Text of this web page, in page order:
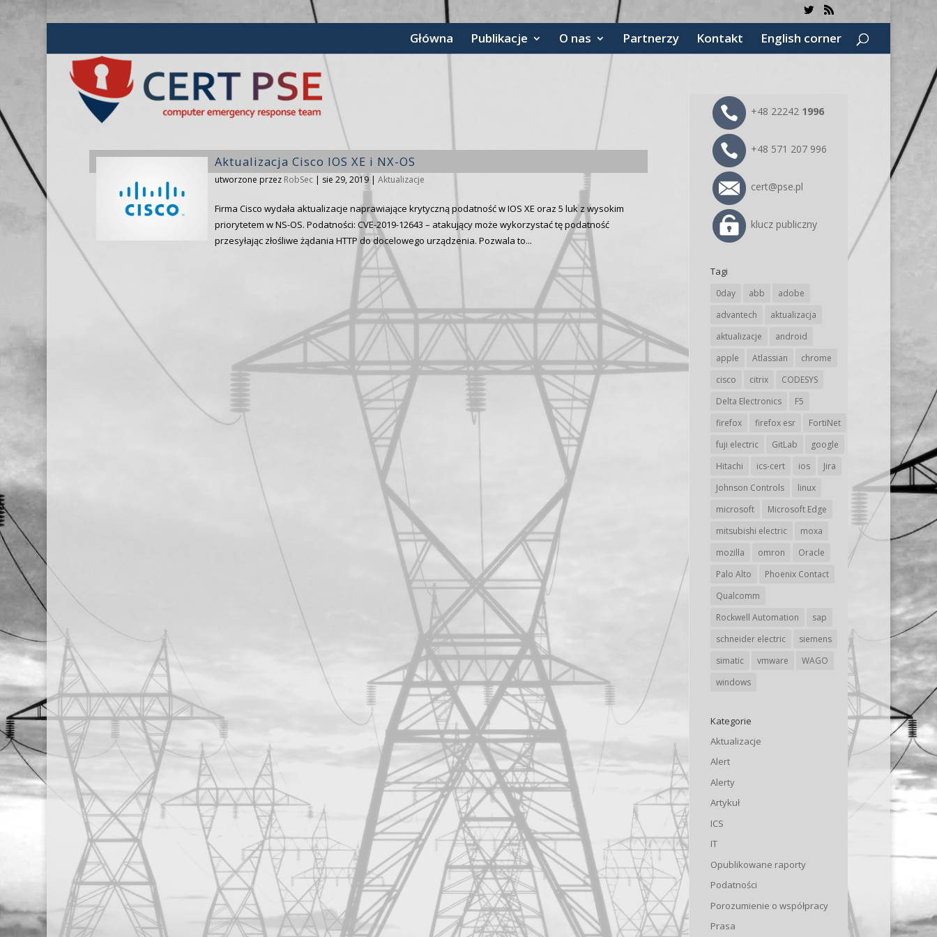
Główna Publikacje O nas Partnerzy Kontakt English corner
Aktualizacja Cisco IOS XE i NX-OS
utworzone przez RobSec| sie 29, 2019| Aktualizacje
Firma Cisco wydała aktualizacje naprawiające krytyczną podatność w IOS XE oraz 5 luk z wysokim
priorytetem w NS-OS. Podatności: CVE-2019-12643 – atakujący może wykorzystać tę podatność
przesyłając złośliwe żądania HTTP do docelowego urządzenia. Pozwala to...
+48 22242 1996
+48 571 207 996
cert@pse.pl
klucz publiczny
Tagi
0day abb
adobe
advantech
aktualizacja
aktualizacje
android
apple
Atlassian
chrome
cisco
citrix
CODESYS
Delta Electronics
F5
firefox
firefox esr
FortiNet
fuji electric
GitLab
google
Hitachi
ics-cert ios
Jira
Johnson Controls
linux
microsoft
Microsoft Edge
mitsubishi electric
moxa
mozilla
omron
Oracle
Palo Alto
Phoenix Contact
Qualcomm
Rockwell Automation
sap
schneider electric
siemens
simatic
vmware
WAGO
windows
Kategorie
Aktualizacje
Alert
Alerty
Artykuł
ICS
IT
Opublikowane raporty
Podatności
Porozumienie o współpracy
Prasa